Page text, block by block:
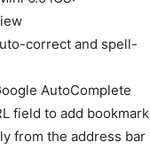
correct and spell-
AutoComplete
field to add bookmark
from the address bar